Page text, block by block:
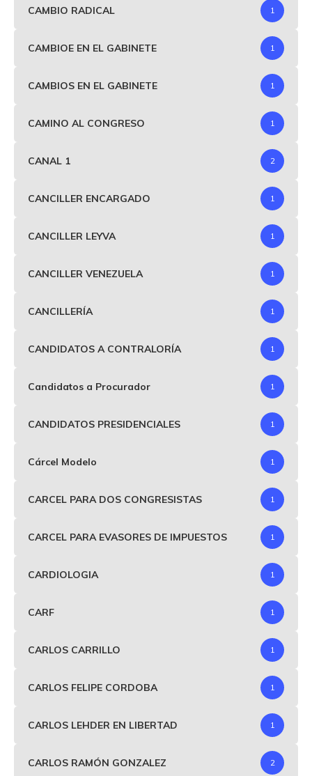
CAMBIO RADICAL 1
CAMBIOE EN EL GABINETE 1
CAMBIOS EN EL GABINETE 1
CAMINO AL CONGRESO 1
CANAL 1 2
CANCILLER ENCARGADO 1
CANCILLER LEYVA 1
CANCILLER VENEZUELA 1
CANCILLERÍA 1
CANDIDATOS A CONTRALORÍA 1
Candidatos a Procurador 1
CANDIDATOS PRESIDENCIALES 1
Cárcel Modelo 1
CARCEL PARA DOS CONGRESISTAS 1
CARCEL PARA EVASORES DE IMPUESTOS 1
CARDIOLOGIA 1
CARF 1
CARLOS CARRILLO 1
CARLOS FELIPE CORDOBA 1
CARLOS LEHDER EN LIBERTAD 1
CARLOS RAMÓN GONZALEZ 2